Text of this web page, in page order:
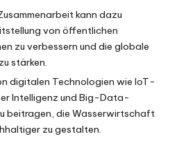
kann dazu
von öffentlichen
zu verbessern und die globale
stärken.
digitalen Technologien wie IoT-
Intelligenz und Big-Data-
beitragen, die Wasserwirtschaft
zu gestalten.